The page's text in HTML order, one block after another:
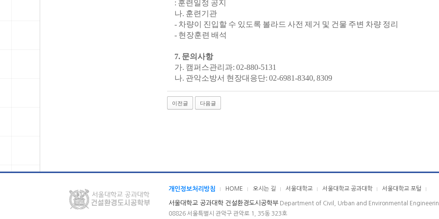
: 훈련일정 공지
나. 훈련기관
- 차량이 진입할 수 있도록 볼라드 사전 제거 및 건물 주변 차량 정리
- 현장훈련 배석
7. 문의사항
가. 캠퍼스관리과: 02-880-5131
나. 관악소방서 현장대응단: 02-6981-8340, 8309
이전글 다음글
개인정보처리방침 HOME 오시는 길 서울대학교 서울대학교 공과대학 서울대학교 포털
서울대학교 공과대학 건설환경도시공학부 Department of Civil, Urban and Environmental
08826 서울특별시 관악구 관악로 1, 35동 323호